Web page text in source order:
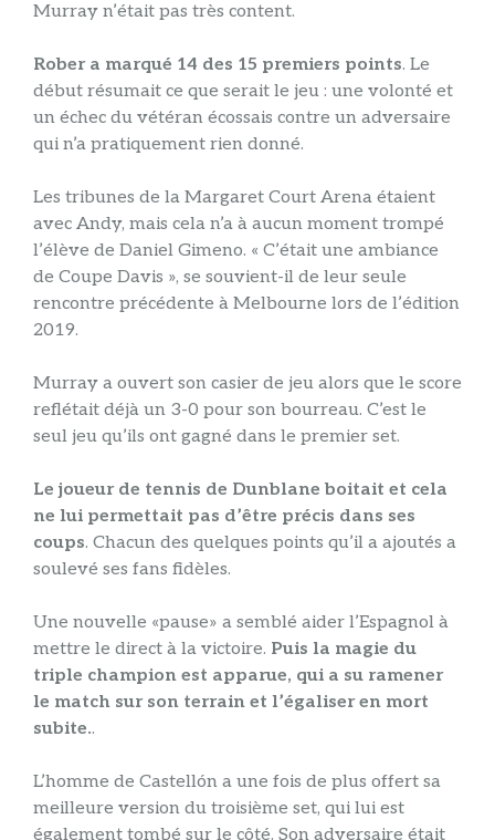
Murray n’était pas très content.
Rober a marqué 14 des 15 premiers points. Le
début résumait ce que serait le jeu : une volonté et
un échec du vétéran écossais contre un adversaire
qui n’a pratiquement rien donné.
Les tribunes de la Margaret Court Arena étaient
avec Andy, mais cela n’a à aucun moment trompé
l’élève de Daniel Gimeno. « C’était une ambiance
de Coupe Davis », se souvient-il de leur seule
rencontre précédente à Melbourne lors de l’édition
2019.
Murray a ouvert son casier de jeu alors que le score
reflétait déjà un 3-0 pour son bourreau. C’est le
seul jeu qu’ils ont gagné dans le premier set.
Le joueur de tennis de Dunblane boitait et cela
ne lui permettait pas d’être précis dans ses
coups. Chacun des quelques points qu’il a ajoutés a
soulevé ses fans fidèles.
Une nouvelle «pause» a semblé aider l’Espagnol à
mettre le direct à la victoire. Puis la magie du
triple champion est apparue, qui a su ramener
le match sur son terrain et l’égaliser en mort
subite..
L’homme de Castellón a une fois de plus offert sa
meilleure version du troisième set, qui lui est
également tombé sur le côté. Son adversaire était